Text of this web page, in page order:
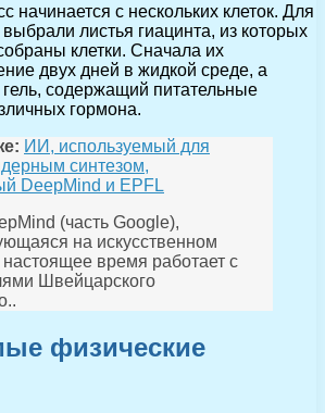
начинается с нескольких клеток. Для
листья гиацинта, из которых
клетки. Сначала их
двух дней в жидкой среде, а
содержащий питательные
гормона.
ИИ, используемый для
синтезом,
DeepMind и EPFL
(часть Google),
на искусственном
настоящее время работает с
Швейцарского
физические